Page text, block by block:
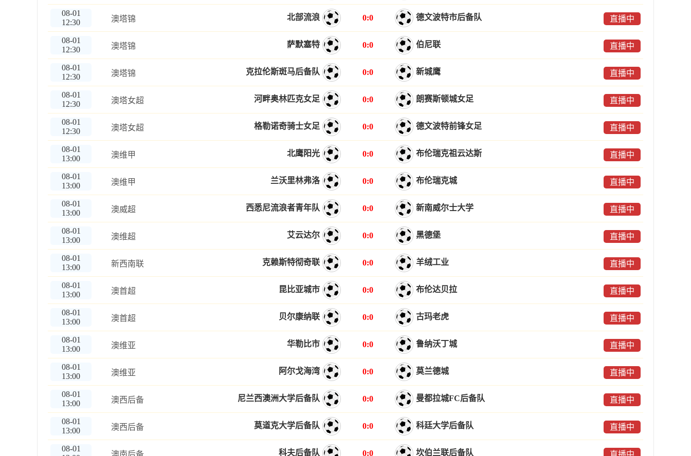
08-01
12:30
澳塔锦 北部流浪 0:0 德文波特市后备队 直播中
08-01
12:30
澳塔锦 萨默塞特 0:0 伯尼联 直播中
08-01
12:30
澳塔锦 克拉伦斯斑马后备队 0:0 新城鹰 直播中
08-01
12:30
澳塔女超 河畔奥林匹克女足 0:0 朗赛斯顿城女足 直播中
08-01
12:30
澳塔女超 格勒诺奇骑士女足 0:0 德文波特前锋女足 直播中
08-01
13:00
澳维甲 北鹰阳光 0:0 布伦瑞克祖云达斯 直播中
08-01
13:00
澳维甲 兰沃里林弗洛 0:0 布伦瑞克城 直播中
08-01
13:00
澳威超 西悉尼流浪者青年队 0:0 新南威尔士大学 直播中
08-01
13:00
澳维超 艾云达尔 0:0 黑德堡 直播中
08-01
13:00
新西南联 克赖斯特彻奇联 0:0 羊绒工业 直播中
08-01
13:00
澳首超 昆比亚城市 0:0 布伦达贝拉 直播中
08-01
13:00
澳首超 贝尔康纳联 0:0 古玛老虎 直播中
08-01
13:00
澳维亚 华勒比市 0:0 鲁纳沃丁城 直播中
08-01
13:00
澳维亚 阿尔戈海湾 0:0 莫兰德城 直播中
08-01
13:00
澳西后备 尼兰西澳洲大学后备队 0:0 曼都拉城FC后备队 直播中
08-01
13:00
澳西后备 莫道克大学后备队 0:0 科廷大学后备队 直播中
08-01
澳南后备 科夫后备队 0:0 坎伯兰联后备队 直播中